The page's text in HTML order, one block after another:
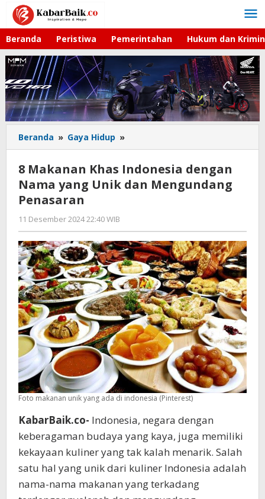
Lewati
konten
Beranda Peristiwa Pemerintahan Hukum dan
Beranda » Gaya Hidup »
Makanan
Khas
Indonesia
dengan
Mengundang
Penasaran
8 Makanan Khas Indonesia dengan
Nama yang Unik dan Mengundang
Penasaran
11 Desember 2024 22:40 WIB
Lilis
Dewi
Foto makanan unik yang ada di indonesia (Pinterest)
KabarBaik.co- Indonesia, negara dengan
keberagaman budaya yang kaya, juga memiliki
kekayaan kuliner yang tak kalah menarik. Salah
satu hal yang unik dari kuliner Indonesia adalah
nama-nama makanan yang terkadang